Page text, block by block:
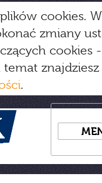
cookies.
zmiany
cookies
.